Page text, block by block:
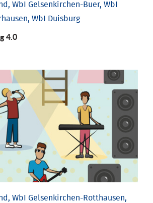
WbI Gelsenkirchen-Buer, WbI
WbI Duisburg
4.0
WbI Gelsenkirchen-Rotthausen,